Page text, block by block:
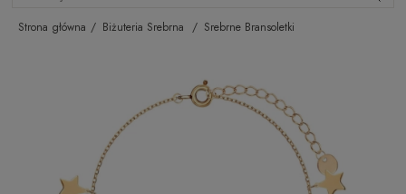
Strona główna Biżuteria Srebrna Srebrne Bransoletki